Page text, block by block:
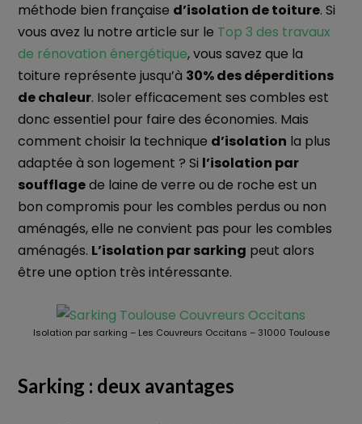
méthode bien française d’isolation de toiture. Si
vous avez lu notre article sur le Top 3 des travaux
de rénovation énergétique, vous savez que la
toiture représente jusqu’à 30% des déperditions
de chaleur. Isoler efficacement ses combles est
donc essentiel pour faire des économies. Mais
comment choisir la technique d’isolation la plus
adaptée à son logement ? Si l’isolation par
soufflagede laine de verre ou de roche est un
bon compromis pour les combles perdus ou non
aménagés, elle ne convient pas pour les combles
aménagés. L’isolation par sarking peut alors
être une option très intéressante.
Isolation par sarking – Les Couvreurs Occitans – 31000 Toulouse
Sarking : deux avantages